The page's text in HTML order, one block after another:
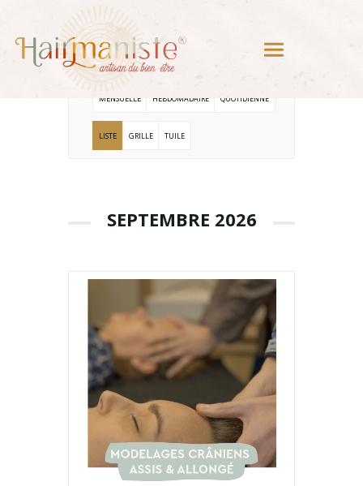
Le modelage
crânien assis et
allongé
MENSUELLE HEBDOMADAIRE QUOTIDIENNE
LISTE GRILLE TUILE
SEPTEMBRE 2026